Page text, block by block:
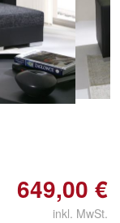
649,00 €
inkl. MwSt.